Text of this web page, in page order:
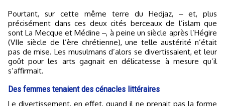
Pourtant, sur cette même terre du Hedjaz, ‒ et, plus
précisément dans ces deux cités berceaux de l’islam que
sont La Mecque et Médine ‒, à peine un siècle après l’Hégire
(VIIe siècle de l’ère chrétienne), une telle austérité n’était
pas de mise. Les musulmans d’alors se divertissaient, et leur
goût pour les arts gagnait en délicatesse à mesure qu’il
s’affirmait.
Des femmes tenaient des cénacles littéraires
Le divertissement, en effet, quand il ne prenait pas la forme